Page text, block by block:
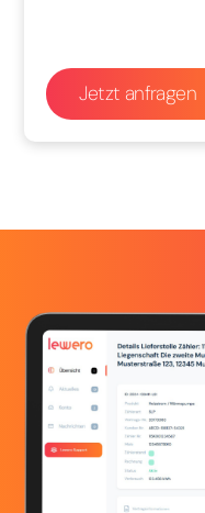
Jetzt anfragen